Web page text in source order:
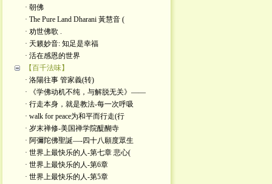
· 朝佛
· The Pure Land Dharani 黃慧音 (
· 劝世佛歌 .
· 天籁妙音: 知足是幸福
· 活在感恩的世界
【百千法味】
· 洛陽往事 管家義(转)
· 《学佛动机不纯，与解脱无关》——
· 行走本身，就是教法-每一次呼吸
· walk for peace为和平而行走(行
· 岁末禅修-美国禅学院醍醐寺
· 阿彌陀佛聖誕—-四十八願度眾生
· 世界上最快乐的人-第七章 悲心(
· 世界上最快乐的人-第6章
· 世界上最快乐的人-第5章